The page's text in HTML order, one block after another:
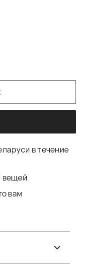
в течение
вещей
вам